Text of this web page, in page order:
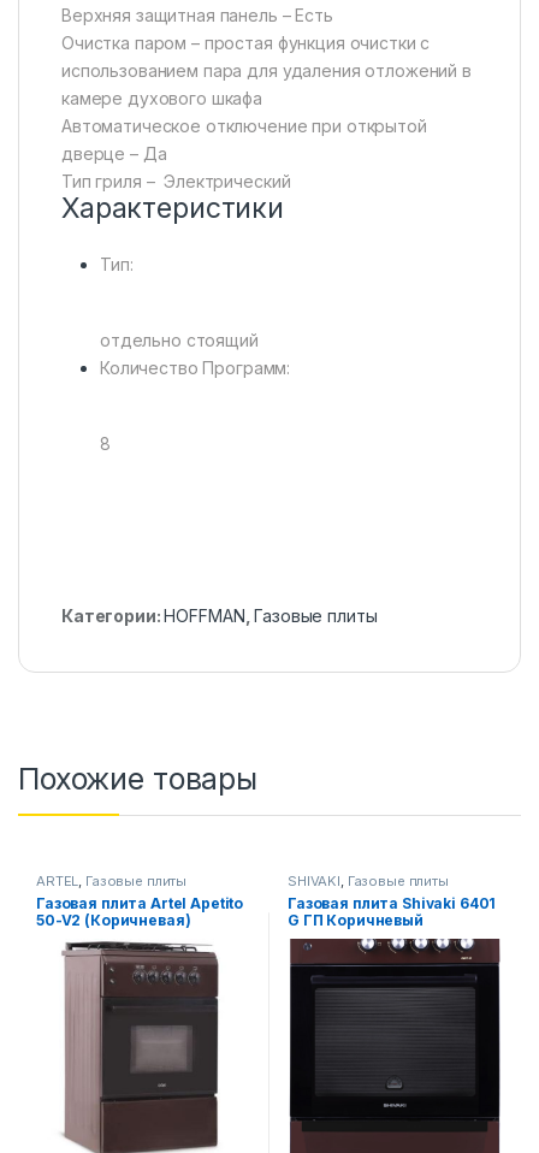
Верхняя защитная панель – Есть
Очистка паром – простая функция очистки с
использованием пара для удаления отложений в
камере духового шкафа
Автоматическое отключение при открытой
дверце – Да
Тип гриля – Электрический
Характеристики
Тип:
отдельно стоящий
Количество Программ:
8
Категории:HOFFMAN ,Газовые плиты
Похожие товары
ARTEL, Газовые плиты
Газовая плита Artel Apetito
50-V2 (Коричневая)
SHIVAKI, Газовые плиты
Газовая плита Shivaki 6401
G ГП Коричневый